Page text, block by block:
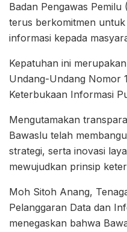
Badan Pengawas
terus berkomitmen
informasi kepada
Kepatuhan ini
Undang-Undang Nomor
Keterbukaan Informasi
Mengutamakan
Bawaslu telah
strategi, serta inovasi
mewujudkan prinsip
Moh Sitoh Anang,
Pelanggaran Data dan
menegaskan bahwa